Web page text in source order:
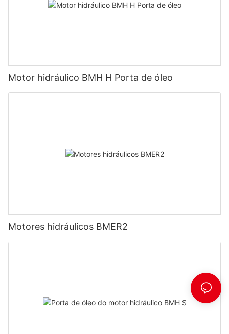
Motor hidráulico BMH H Porta de óleo
Motores hidráulicos BMER2